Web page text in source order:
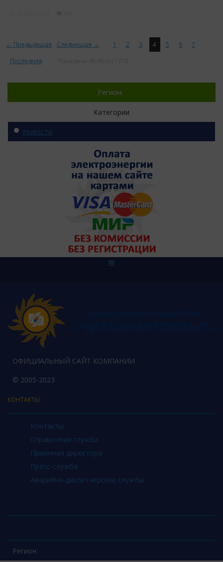
← Предыдущая Следующая → 1 2 3 4 5 6
7
Последняя
Регион:
Категории
Новости
ОФИЦИАЛЬНЫЙ САЙТ КОМПАНИИ
© 2005-2023
КОНТАКТЫ
Контакты
Справочная служба
Приемная директора
Пресс-служба
Аварийно-диспетчерские службы
Регион: